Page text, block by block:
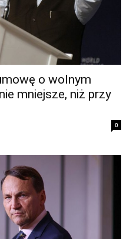
o wolnym
mniejsze, niż przy
0